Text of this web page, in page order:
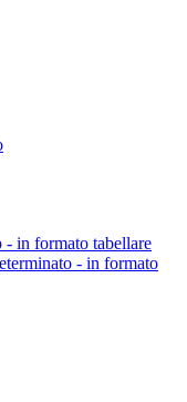
- in formato tabellare
- in formato